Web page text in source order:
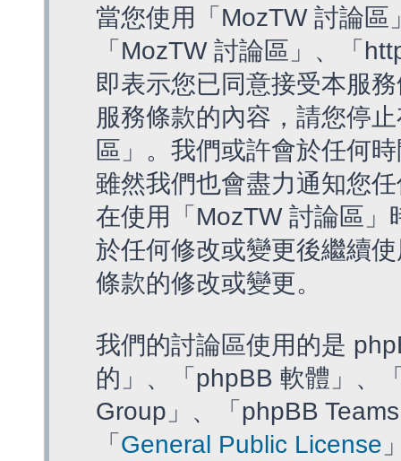
當您使用「MozTW 討論
「MozTW 討論區」、「
即表示您已同意接受本服
服務條款的內容，請您停
區」。我們或許會於任何
雖然我們也會盡力通知您
在使用「MozTW 討論區
於任何修改或變更後繼續
條款的修改或變更。
我們的討論區使用的是
的」、「phpBB 軟體」、
Group」、「phpBB
「 General Public License